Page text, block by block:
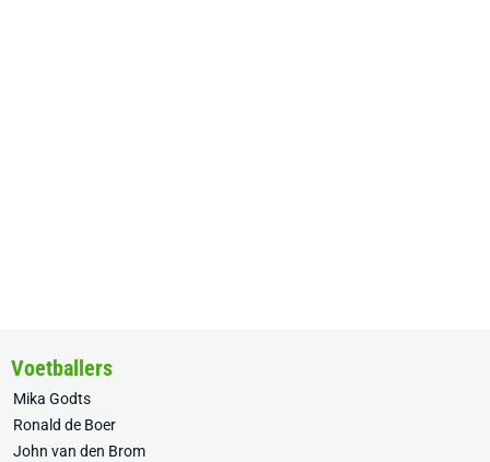
Voetballers
Mika Godts
Ronald de Boer
John van den Brom